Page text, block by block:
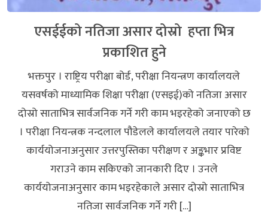
एसईईको नतिजा असार दोस्रो हप्ता भित्र
प्रकाशित हुने
भक्तपुर । राष्ट्रिय परीक्षा बोर्ड, परीक्षा नियन्त्रण कार्यालयले
यसवर्षको माध्यामिक शिक्षा परीक्षा (एसइई)को नतिजा असार
दोस्रो साताभित्र सार्वजनिक गर्ने गरी काम भइरहेको जनाएको छ
। परीक्षा नियन्त्रक नन्दलाल पौडेलले कार्यालयले तयार पारेको
कार्ययोजनाअनुसार उत्तरपुस्तिका परीक्षण र अङ्कभार प्रविष्ट
गराउने काम सकिएको जानकारी दिए । उनले
कार्ययोजनाअनुसार काम भइरहेकाले असार दोस्रो साताभित्र
नतिजा सार्वजनिक गर्ने गरी […]